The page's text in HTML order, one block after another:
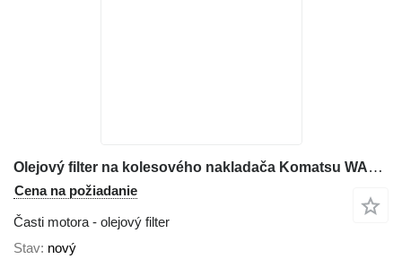
Olejový filter na kolesového nakladača Komatsu WA380
Cena na požiadanie
Časti motora - olejový filter
Stav nový